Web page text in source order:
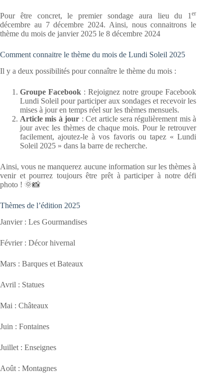
Pour être concret, le premier sondage aura lieu du 1er
décembre au 7 décembre 2024. Ainsi, nous connaitrons le
thème du mois de janvier 2025 le 8 décembre 2024
Comment connaitre le thème du mois de Lundi Soleil 2025
Il y a deux possibilités pour connaître le thème du mois :
Groupe Facebook : Rejoignez notre groupe Facebook
Lundi Soleil pour participer aux sondages et recevoir les
mises à jour en temps réel sur les thèmes mensuels.
Article mis à jour : Cet article sera régulièrement mis à
jour avec les thèmes de chaque mois. Pour le retrouver
facilement, ajoutez-le à vos favoris ou tapez « Lundi
Soleil 2025 » dans la barre de recherche.
Ainsi, vous ne manquerez aucune information sur les thèmes à
venir et pourrez toujours être prêt à participer à notre défi
photo ! 🌞📸
Thèmes de l’édition 2025
Janvier : Les Gourmandises
Février : Décor hivernal
Mars : Barques et Bateaux
Avril : Statues
Mai : Châteaux
Juin : Fontaines
Juillet : Enseignes
Août : Montagnes